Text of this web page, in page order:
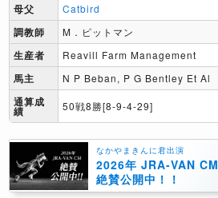
母父 Catbird
調教師 M．ピットマン
生産者 Reavill Farm Management
馬主 N P Beban, P G Bentley Et Al
通算成
績 50戦8勝[8-9-4-29]
なかやまきんに君出演
2026年 JRA-VAN CM
絶賛公開中！！